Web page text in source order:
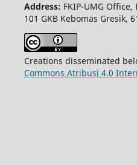
Address: FKIP-UMG
101 GKB Kebomas Gresik,
Creations disseminated
Commons Atribusi 4.0